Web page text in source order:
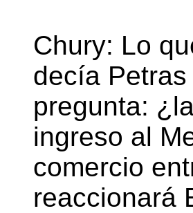
Chury: Lo
decía
pregunta:
ingreso al
comercio
reaccionará